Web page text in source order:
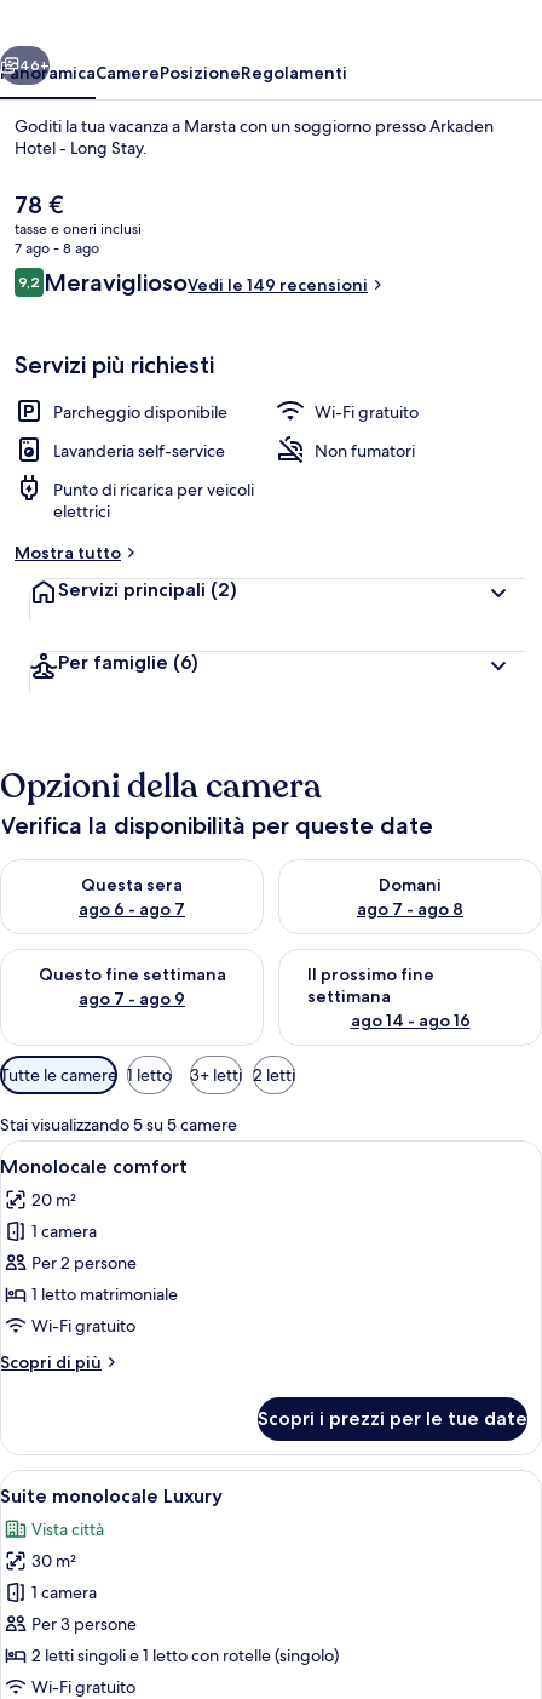
Avanti
46+
PanoramicaCamerePosizioneRegolamenti
Goditi la tua vacanza a Marsta con un soggiorno presso Arkaden
Hotel - Long Stay.
Il
prezzo
attuale
è
78 €
78 €
tasse e oneri inclusi
7 ago - 8 ago
Recensioni
9,29,2 su 10
MeravigliosoVedi le 149 recensioni
Servizi più richiesti
Parcheggio disponibile
Wi-Fi gratuito
Lavanderia self-service
Non fumatori
Punto di ricarica per veicoli
elettrici
Mostra tutto
Servizi principali (2)
Per famiglie (6)
Opzioni della camera
Verifica la disponibilità per queste date
Questa sera
ago 6 - ago 7
Verifica la disponibilità per questa sera, ago 6 - ago 7
Domani
ago 7 - ago 8
Verifica la disponibilità per
Questo fine settimana
ago 7 - ago 9
Verifica la disponibilità per questo fine settimana, ago 7 - ago
Il prossimo fine
settimana
ago 14 - ago 16
Verifica la disponibilità per il
Filtri
disponibili
per
le
camere
Tutte le camere 1 letto 3+ letti 2 letti
Stai visualizzando 5 su 5 camere
Apri
tutte
le
foto
per
Monolocale
comfort
Camera da letto moderna con un
5
Monolocale comfort
20 m²
1 camera
Per 2 persone
1 letto matrimoniale
Wi-Fi gratuito
Scopri di più
Altri
comfort
Scopri i prezzi per le tue date
Apri
tutte
le
foto
per
Suite
monolocale
Luxury
Una cucina moderna con forno a
7
Suite monolocale Luxury
Vista città
30 m²
1 camera
Per 3 persone
2 letti singoli e 1 letto con rotelle (singolo)
Wi-Fi gratuito